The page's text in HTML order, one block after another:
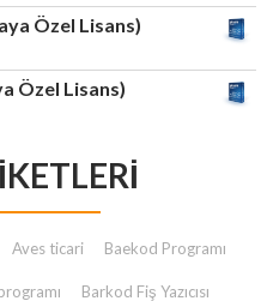
Özel Lisans)
Özel Lisans)
Aves ticari Baekod Programı
Barkod Fiş Yazıcısı